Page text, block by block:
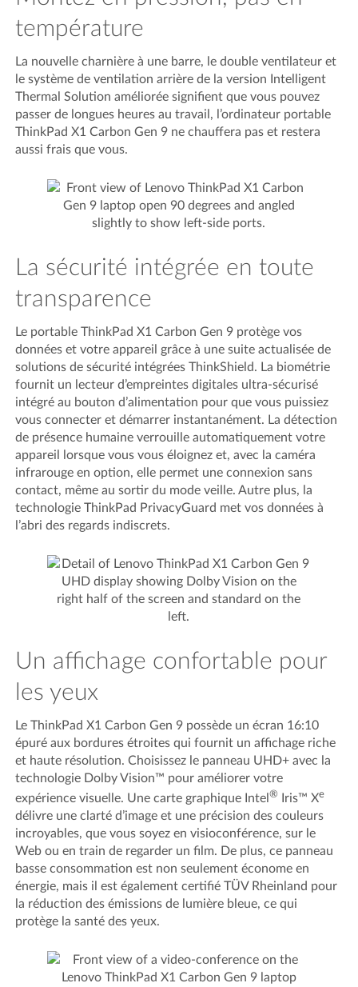
température
La nouvelle charnière à une barre, le double ventilateur et
le système de ventilation arrière de la version Intelligent
Thermal Solution améliorée signifient que vous pouvez
passer de longues heures au travail, l’ordinateur portable
ThinkPad X1 Carbon Gen 9 ne chauffera pas et restera
aussi frais que vous.
La sécurité intégrée en toute
transparence
Le portable ThinkPad X1 Carbon Gen 9 protège vos
données et votre appareil grâce à une suite actualisée de
solutions de sécurité intégrées ThinkShield. La biométrie
fournit un lecteur d’empreintes digitales ultra-sécurisé
intégré au bouton d’alimentation pour que vous puissiez
vous connecter et démarrer instantanément. La détection
de présence humaine verrouille automatiquement votre
appareil lorsque vous vous éloignez et, avec la caméra
infrarouge en option, elle permet une connexion sans
contact, même au sortir du mode veille. Autre plus, la
technologie ThinkPad PrivacyGuard met vos données à
l’abri des regards indiscrets.
Un affichage confortable pour
les yeux
Le ThinkPad X1 Carbon Gen 9 possède un écran 16:10
épuré aux bordures étroites qui fournit un affichage riche
et haute résolution. Choisissez le panneau UHD+ avec la
technologie Dolby Vision™ pour améliorer votre
expérience visuelle. Une carte graphique Intel® Iris™ Xe
délivre une clarté d’image et une précision des couleurs
incroyables, que vous soyez en visioconférence, sur le
Web ou en train de regarder un film. De plus, ce panneau
basse consommation est non seulement économe en
énergie, mais il est également certifié TÜV Rheinland pour
la réduction des émissions de lumière bleue, ce qui
protège la santé des yeux.